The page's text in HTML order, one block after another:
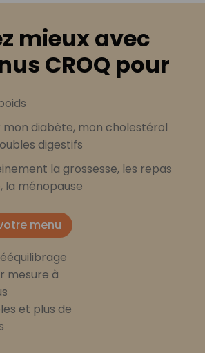
mieux avec
CROQ pour
diabète, mon cholestérol
digestifs
la grossesse, les repas
la ménopause
menu
mesure à
et plus de